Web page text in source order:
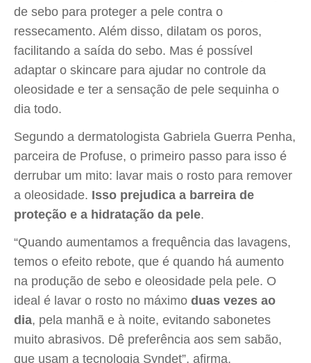
de sebo para proteger a pele contra o
ressecamento. Além disso, dilatam os poros,
facilitando a saída do sebo. Mas é possível
adaptar o skincare para ajudar no controle da
oleosidade e ter a sensação de pele sequinha o
dia todo.
Segundo a dermatologista Gabriela Guerra Penha,
parceira de Profuse, o primeiro passo para isso é
derrubar um mito: lavar mais o rosto para remover
a oleosidade. Isso prejudica a barreira de
proteção e a hidratação da pele.
“Quando aumentamos a frequência das lavagens,
temos o efeito rebote, que é quando há aumento
na produção de sebo e oleosidade pela pele. O
ideal é lavar o rosto no máximo duas vezes ao
dia, pela manhã e à noite, evitando sabonetes
muito abrasivos. Dê preferência aos sem sabão,
que usam a tecnologia Syndet”, afirma.